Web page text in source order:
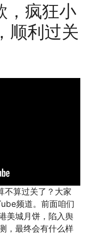
，疯狂小
顺利过关
不算过关了？大家
频道。前面咱们
美城月饼，陷入舆
，最终会有什么样